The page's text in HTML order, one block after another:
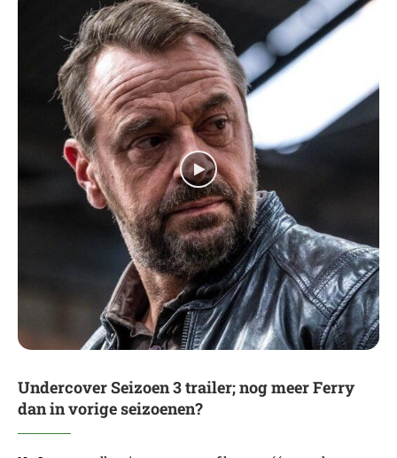
Undercover Seizoen 3 trailer; nog meer Ferry
dan in vorige seizoenen?